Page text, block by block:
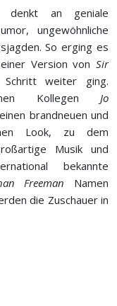
denkt an geniale
ungewöhnliche
So erging es
Version von Sir
weiter ging.
Kollegen Jo
brandneuen und
Look, zu dem
Musik und
bekannte
Freeman Namen
die Zuschauer in